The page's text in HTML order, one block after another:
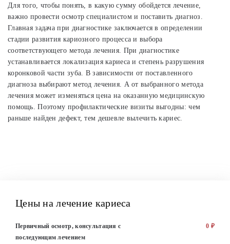
Для того, чтобы понять, в какую сумму обойдется лечение,
важно провести осмотр специалистом и поставить диагноз.
Главная задача при диагностике заключается в определении
стадии развития кариозного процесса и выбора
соответствующего метода лечения. При диагностике
устанавливается локализация кариеса и степень разрушения
коронковой части зуба. В зависимости от поставленного
диагноза выбирают метод лечения. А от выбранного метода
лечения может изменяться цена на оказанную медицинскую
помощь. Поэтому профилактические визиты выгодны: чем
раньше найден дефект, тем дешевле вылечить кариес.
Цены на лечение кариеса
Первичный осмотр, консультация с
последующим лечением
0 ₽